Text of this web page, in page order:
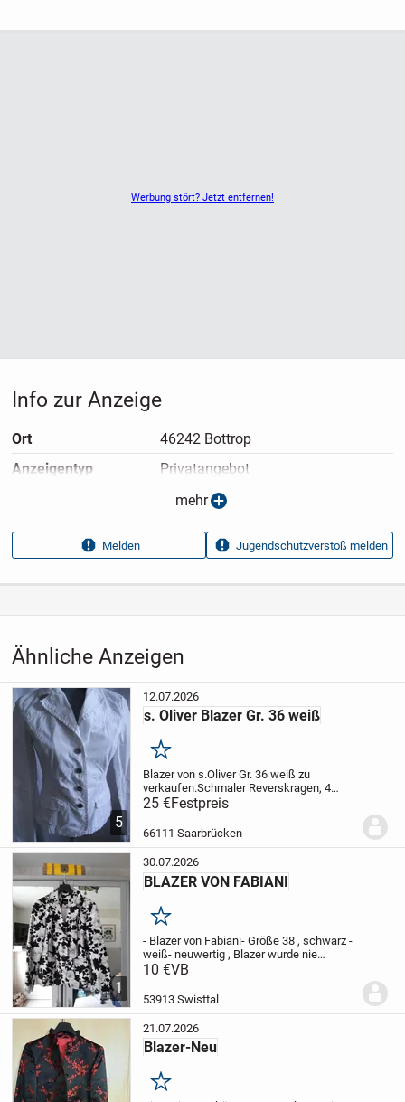
Werbung stört? Jetzt entfernen!
Ähnliche Anzeigen
5
12.07.2026
s. Oliver Blazer Gr. 36 weiß
Merken
Blazer von s.Oliver Gr. 36 weiß zu
verkaufen.Schmaler Reverskragen, 4
Metallknöpfe.Schräg angesetzte und mit
Paspeln belegte Klappentaschen
vorn. Verdeckter Gehschlitz hinten.
25 €Festpreis
66111 Saarbrücken
1
30.07.2026
BLAZER VON FABIANI
Merken
- Blazer von Fabiani- Größe 38 , schwarz -
weiß- neuwertig , Blazer wurde nie
getragen- Versand ist möglich
10 €VB
53913 Swisttal
21.07.2026
Blazer-Neu
Merken
Info zur Anzeige
Ort
46242 Bottrop
Anzeigen­typ
Privatangebot
09.07.2026
Anzeigen­kennung
9a7efd67
Aufrufe dieser
14
Damenkleidung›Damenjacken›
mehr
Melden Jugendschutzverstoß melden